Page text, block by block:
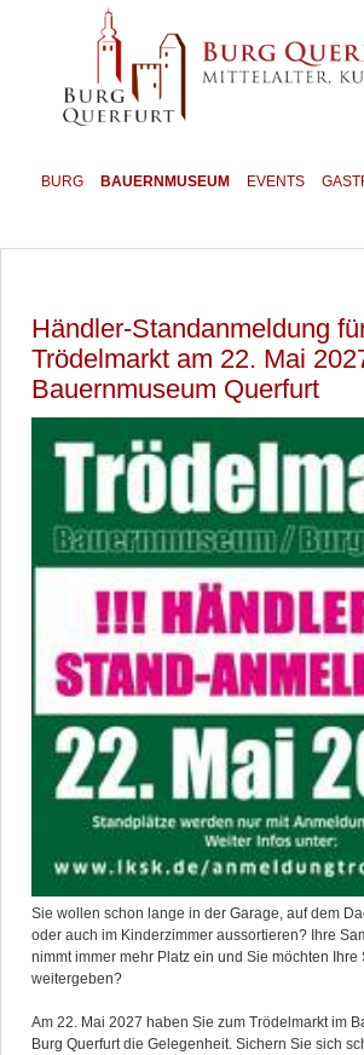
BURG BAUERNMUSEUM EVENTS
Händler-Standanmeldung
Trödelmarkt am 22. Mai
Bauernmuseum Querfurt
Sie wollen schon lange in der Garage, auf dem
oder auch im Kinderzimmer aussortieren? Ihre
nimmt immer mehr Platz ein und Sie möchten Ihre
weitergeben?
Am 22. Mai 2027 haben Sie zum Trödelmarkt im
Burg Querfurt die Gelegenheit. Sichern Sie sich